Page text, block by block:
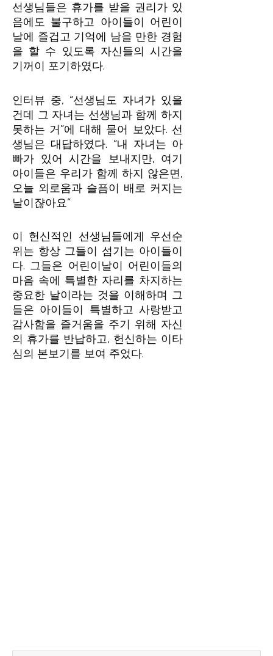
선생님들은 휴가를 받을 권리가 있
음에도 불구하고 아이들이 어린이
날에 즐겁고 기억에 남을 만한 경험
을 할 수 있도록 자신들의 시간을
기꺼이 포기하였다.
인터뷰 중, “선생님도 자녀가 있을
건데 그 자녀는 선생님과 함께 하지
못하는 거”에 대해 물어 보았다. 선
생님은 대답하였다. “내 자녀는 아
빠가 있어 시간을 보내지만, 여기
아이들은 우리가 함께 하지 않은면,
오늘 외로움과 슬픔이 배로 커지는
날이쟎아요”
이 헌신적인 선생님들에게 우선순
위는 항상 그들이 섬기는 아이들이
다. 그들은 어린이날이 어린이들의
마음 속에 특별한 자리를 차지하는
중요한 날이라는 것을 이해하며 그
들은 아이들이 특별하고 사랑받고
감사함을 즐거움을 주기 위해 자신
의 휴가를 반납하고, 헌신하는 이타
심의 본보기를 보여 주었다.